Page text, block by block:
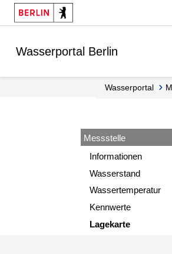
Springe zur Navigation
Springe zum Inhalt
Wasserportal Berlin
Wasserportal
Messstelle
Informationen
Wasserstand
Wassertemperatur
Kennwerte
Lagekarte